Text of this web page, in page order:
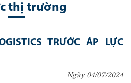
thị trường
TRƯỚC ÁP LỰC
Ngày 04/07/2024